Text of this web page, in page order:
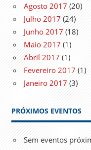
Agosto 2017 (20)
Julho 2017 (24)
Junho 2017 (18)
Maio 2017 (1)
Abril 2017 (1)
Fevereiro 2017 (1)
Janeiro 2017 (3)
PRÓXIMOS EVENTOS
Sem eventos